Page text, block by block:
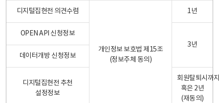
디지털집현전 의견수렴
개인정보 보호법 제15조
(정보주체 동의)
1년
OPEN API 신청정보
3년
데이터개방 신청정보
디지털집현전 추천
설정정보
회원탈퇴시까
혹은 2년
(재동의)